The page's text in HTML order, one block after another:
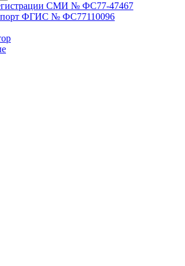
СМИ № ФС77-47467
ФГИС № ФС77110096